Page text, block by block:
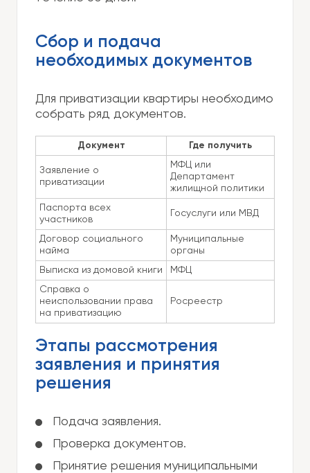
Сбор и подача
необходимых документов
Для приватизации квартиры необходимо
собрать ряд документов.
Документ Где получить
Заявление о
приватизации
МФЦ или
Департамент
жилищной политики
Паспорта всех
участников
Госуслуги или МВД
Договор социального
найма
Муниципальные
органы
Выписка из домовой книги
МФЦ
Справка о
неиспользовании права
на приватизацию
Росреестр
Этапы рассмотрения
заявления и принятия
решения
Подача заявления.
Проверка документов.
Принятие решения муниципальными